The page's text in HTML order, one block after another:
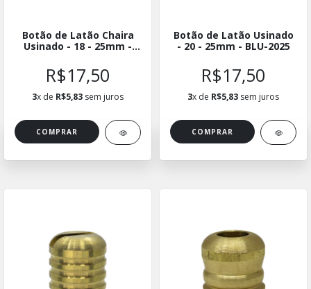
Botão de Latão Chaira
Usinado - 18 - 25mm -
R$17,50
3x de R$5,83 sem juros
Botão de Latão Usinado
- 20 - 25mm - BLU-2025
R$17,50
3x de R$5,83 sem juros